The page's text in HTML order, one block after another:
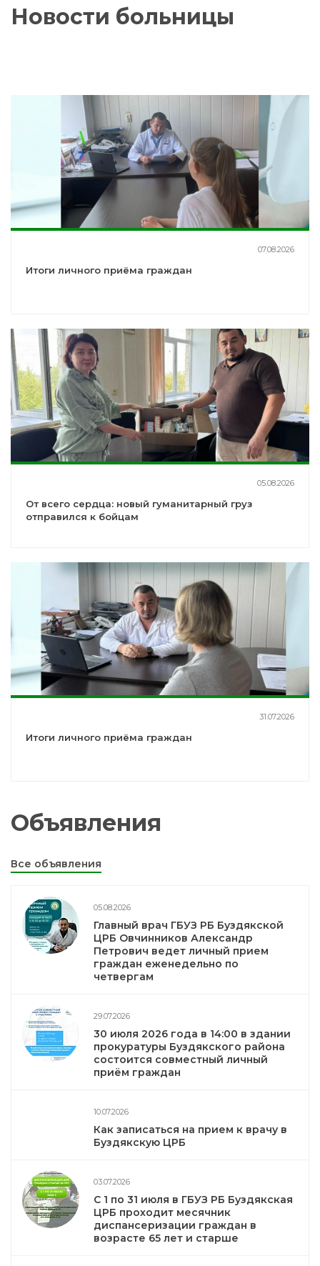
Новости больницы
07.08.2026
Итоги личного приёма граждан
05.08.2026
От всего сердца: новый гуманитарный груз
отправился к бойцам
31.07.2026
Итоги личного приёма граждан
Объявления
Все объявления
05.08.2026
Главный врач ГБУЗ РБ Буздякской
ЦРБ Овчинников Александр
Петрович ведет личный прием
граждан еженедельно по
четвергам
29.07.2026
30 июля 2026 года в 14:00 в здании
прокуратуры Буздякского района
состоится совместный личный
приём граждан
10.07.2026
Как записаться на прием к врачу в
Буздякскую ЦРБ
03.07.2026
С 1 по 31 июля в ГБУЗ РБ Буздякская
ЦРБ проходит месячник
диспансеризации граждан в
возрасте 65 лет и старше